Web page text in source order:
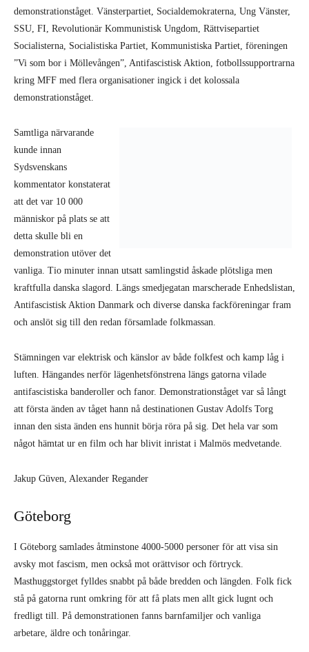
demonstrationståget. Vänsterpartiet, Socialdemokraterna, Ung Vänster,
SSU, FI, Revolutionär Kommunistisk Ungdom, Rättvisepartiet
Socialisterna, Socialistiska Partiet, Kommunistiska Partiet, föreningen
”Vi som bor i Möllevången”, Antifascistisk Aktion, fotbollssupportrarna
kring MFF med flera organisationer ingick i det kolossala
demonstrationståget.
Samtliga närvarande
kunde innan
Sydsvenskans
kommentator konstaterat
att det var 10 000
människor på plats se att
detta skulle bli en
demonstration utöver det
vanliga. Tio minuter innan utsatt samlingstid åskade plötsliga men
kraftfulla danska slagord. Längs smedjegatan marscherade Enhedslistan,
Antifascistisk Aktion Danmark och diverse danska fackföreningar fram
och anslöt sig till den redan församlade folkmassan.
Stämningen var elektrisk och känslor av både folkfest och kamp låg i
luften. Hängandes nerför lägenhetsfönstrena längs gatorna vilade
antifascistiska banderoller och fanor. Demonstrationståget var så långt
att första änden av tåget hann nå destinationen Gustav Adolfs Torg
innan den sista änden ens hunnit börja röra på sig. Det hela var som
något hämtat ur en film och har blivit inristat i Malmös medvetande.
Jakup Güven, Alexander Regander
Göteborg
I Göteborg samlades åtminstone 4000-5000 personer för att visa sin
avsky mot fascism, men också mot orättvisor och förtryck.
Masthuggstorget fylldes snabbt på både bredden och längden. Folk fick
stå på gatorna runt omkring för att få plats men allt gick lugnt och
fredligt till. På demonstrationen fanns barnfamiljer och vanliga
arbetare, äldre och tonåringar.